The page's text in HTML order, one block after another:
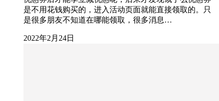
是不用花钱购买的，进入活动页面就能直接领取的。只
是很多朋友不知道在哪能领取，很多消息…
2022年2月24日